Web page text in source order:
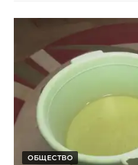
ОБЩЕСТВО